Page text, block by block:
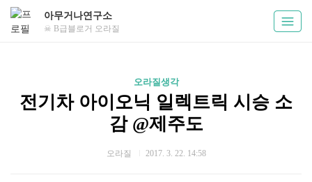
아무거나연구소
☠ B급블로거 오라질
오라질생각
전기차 아이오닉 일렉트릭 시승 소
감 @제주도
오라질 2017. 3. 22. 14:58